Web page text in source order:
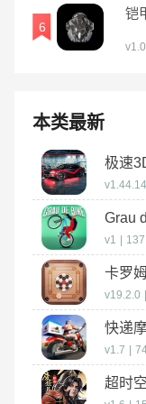
6
铠
v1.0
本类最新
极速
v1.44.14
Grau
v1
卡罗
v19.2.0
快递
v1.7
超时